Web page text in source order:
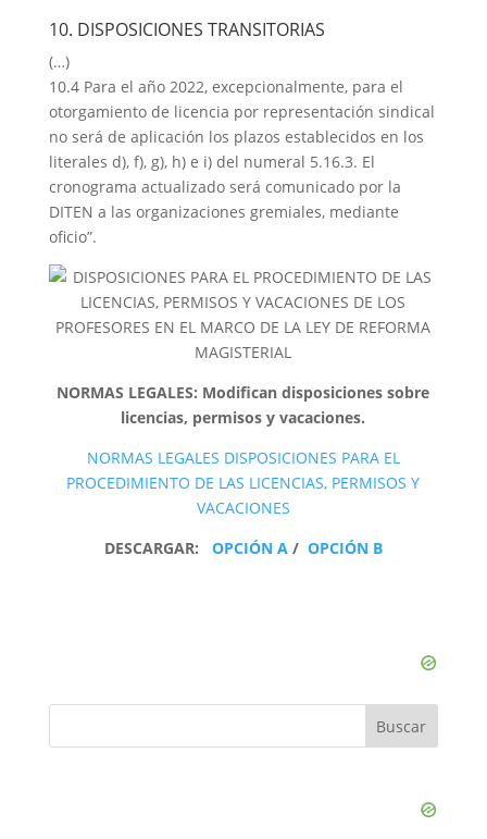
10. DISPOSICIONES TRANSITORIAS
(…)
10.4 Para el año 2022, excepcionalmente, para el
otorgamiento de licencia por representación sindical
no será de aplicación los plazos establecidos en los
literales d), f), g), h) e i) del numeral 5.16.3. El
cronograma actualizado será comunicado por la
DITEN a las organizaciones gremiales, mediante
oficio”.
NORMAS LEGALES: Modifican disposiciones sobre
licencias, permisos y vacaciones.
NORMAS LEGALES DISPOSICIONES PARA EL
PROCEDIMIENTO DE LAS LICENCIAS, PERMISOS Y
VACACIONES
DESCARGAR: OPCIÓN A/ OPCIÓN B